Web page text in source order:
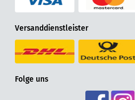
Versanddienstleister
Folge uns